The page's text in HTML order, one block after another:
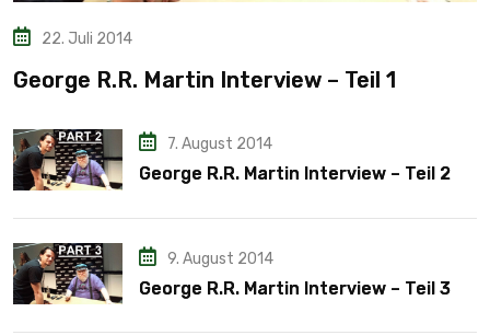
22. Juli 2014
George R.R. Martin Interview – Teil 1
7. August 2014
George R.R. Martin Interview – Teil 2
9. August 2014
George R.R. Martin Interview – Teil 3